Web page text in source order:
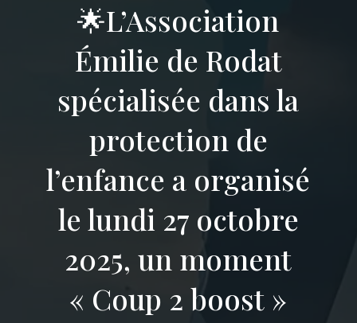
🌟L’Association
Émilie de Rodat
spécialisée dans la
protection de
l’enfance a organisé
le lundi 27 octobre
2025, un moment
« Coup 2 boost »